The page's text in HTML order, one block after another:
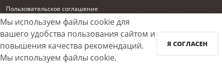
Мы используем файлы cookie для
вашего удобства пользования сайтом и
повышения качества рекомендаций.
Мы используем файлы cookie.
Я СОГЛАСЕН
Пользовательское соглашение
Согласие на обработку персональных данных
Карта сайта
Принимаем к оплате